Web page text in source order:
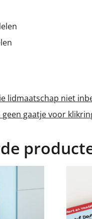
lidmaatschap niet
geen gaatje voor